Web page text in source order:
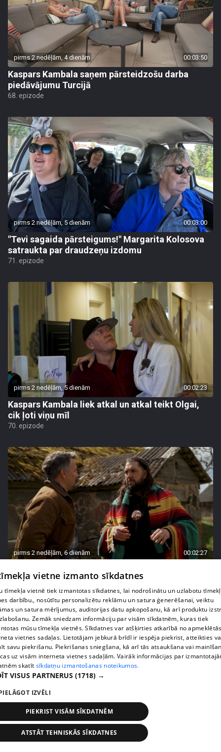
pirms 2 nedēļām, 4 dienām 00:03:50
Kaspars Kambala saņem pārsteidzošu darba
piedāvājumu Turcijā
68. epizode
pirms 2 nedēļām, 5 dienām 00:03:00
"Tevi sagaida pārsteigums!" Margarita Kolosova
satraukta par draudzeņu izdomu
71. epizode
pirms 2 nedēļām, 5 dienām 00:02:23
Kaspars Kambala liek atkal un atkal teikt Olgai,
cik ļoti viņu mīl
70. epizode
pirms 2 nedēļām, 6 dienām 00:02:27
71. epizode
pirms 2 nedēļām, 6 dienām
Magone sarūpē īpašu dāvanu savai draudzenei
Evitai
vietne izmanto sīkdatnes
tīmekļa vietnē tiek izmantotas sīkdatnes, lai nodrošinātu un uzlabotu
darbību., nosūtītu personalizētu reklāmu un satura ģenerēšanai, veiktu
un satura mērījumus, auditorijas datu apkopošanu, kā arī produktu
Zemāk sniedzam informāciju par visām sīkdatnēm, kuras tiek
mūsu tīmekļa vietnēs. Sīkdatnes var atšķirties atkarībā no
vietnes sadaļas. Lietotājam jebkurā brīdī ir iespēja piekrist, atteikties
savu piekrišanu. Piekrišanas sniegšana, kā arī tās atsaukšana vai
uz visām interneta vietnes sadaļām. Vairāk informācijas par
skatīt sīkdatņu izmantošanas noteikumos.
VISUS PARTNERUS (1718) →
IZVĒLI
PIEKRIST VISĀM SĪKDATNĒM
ATSTĀT TEHNISKĀS SĪKDATNES